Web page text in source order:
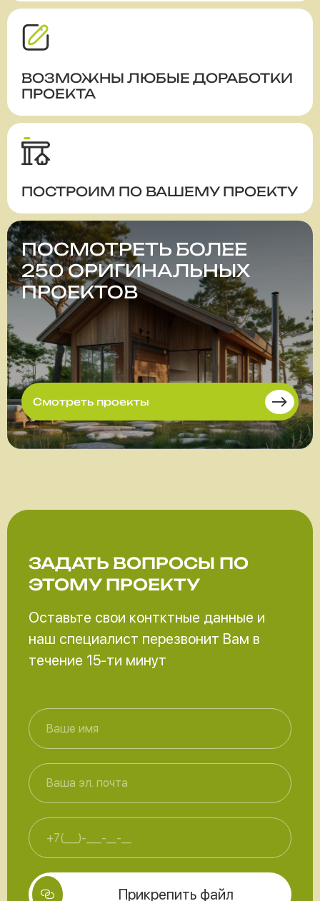
ВОЗМОЖНЫ ЛЮБЫЕ ДОРАБОТКИ
ПРОЕКТА
ПОСТРОИМ ПО ВАШЕМУ ПРОЕКТУ
ПОСМОТРЕТЬ БОЛЕЕ
250 ОРИГИНАЛЬНЫХ
ПРОЕКТОВ
Смотреть проекты
ЗАДАТЬ ВОПРОСЫ ПО
ЭТОМУ ПРОЕКТУ
Оставьте свои контктные данные и
наш специалист перезвонит Вам в
течение 15-ти минут
Прикрепить файл